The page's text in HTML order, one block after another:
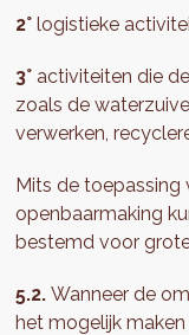
2° logistieke
3° activiteiten die
zoals de
verwerken,
Mits de toepassing
openbaarmaking
bestemd voor
5.2.Wanneer de
het mogelijk